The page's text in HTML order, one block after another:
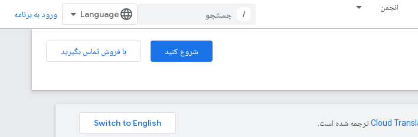
انجمن
/ ورود به برنامه
شروع کنید
با فروش تماس بگیرید
ترجمه شده است.